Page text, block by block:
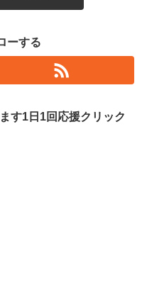
ーする
す1日1回応援クリック